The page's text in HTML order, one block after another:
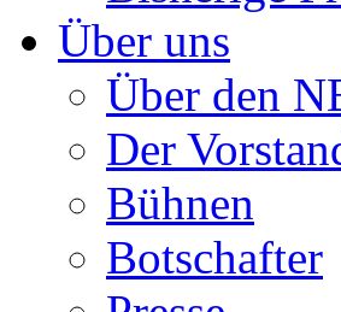
Über uns
Über den
Der
Bühnen
Botschafter